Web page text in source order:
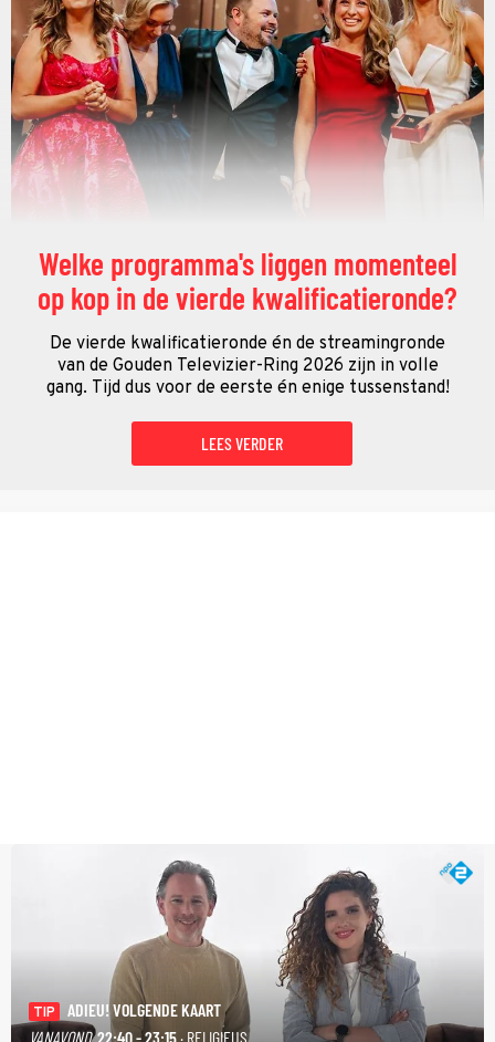
Welke programma's liggen momenteel
op kop in de vierde kwalificatieronde?
De vierde kwalificatieronde én de streamingronde
van de Gouden Televizier-Ring 2026 zijn in volle
gang. Tijd dus voor de eerste én enige tussenstand!
LEES VERDER
TIP
ADIEU! VOLGENDE KAART
VANAVOND 22:40 - 23:15· RELIGIEUS